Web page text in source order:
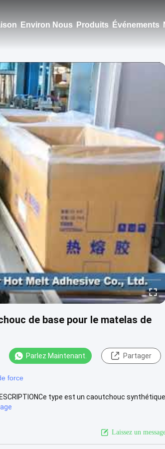
Environ Nous Produits Événements
de base pour le matelas de
Parlez Maintenant. Partager
force
type est un caoutchouc synthétique
Laissez un